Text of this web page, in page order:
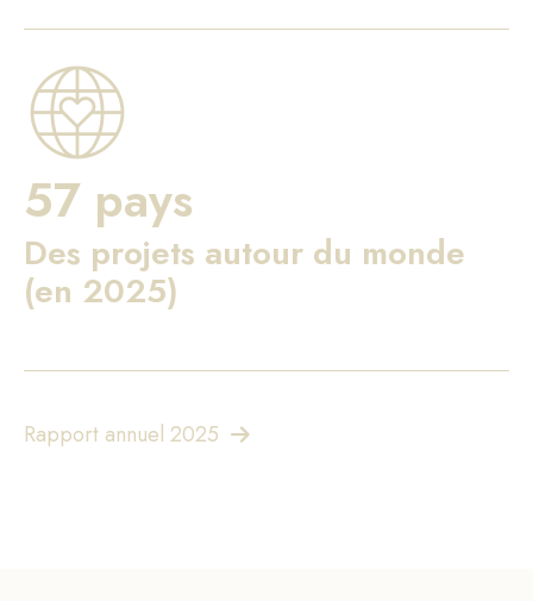
57 pays
Des projets autour du monde
(en 2025)
Rapport annuel 2025